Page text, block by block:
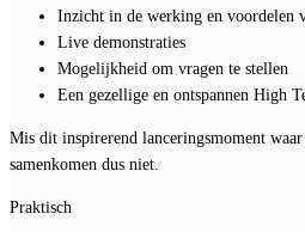
Inzicht in de werking en voordelen
Live demonstraties
Mogelijkheid om vragen te stellen
Een gezellige en ontspannen High
Mis dit inspirerend lanceringsmoment
samenkomen dus niet.
Praktisch